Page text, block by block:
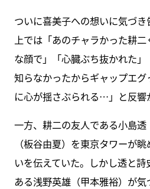
ついに喜美子への想いに気づ
上では「あのチャラかった耕
な顔で」「心臓ぶち抜かれた
知らなかったからギャップエ
に心が揺さぶられる…」と反響
一方、耕二の友人である小島
（板谷由夏）を東京タワーが
いを伝えていた。しかし透と
ある浅野英雄（甲本雅裕）が気